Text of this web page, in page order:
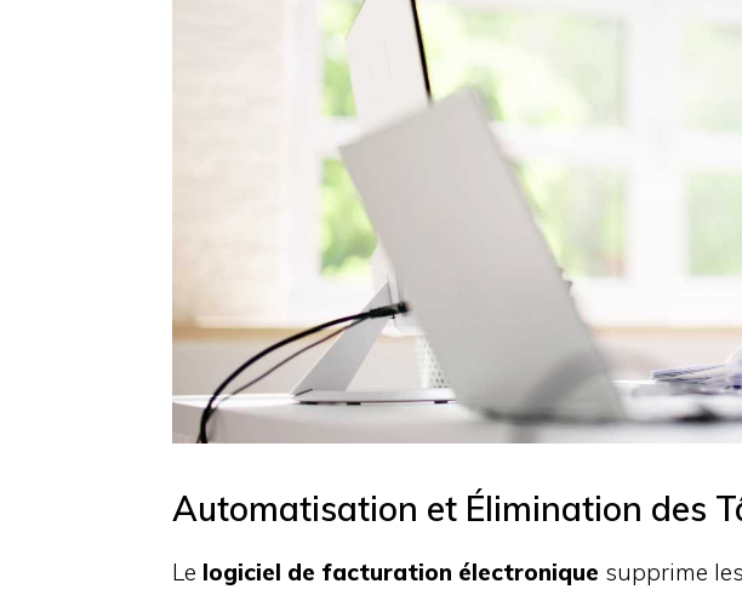
Automatisation et Élimination des
Le logiciel de facturation électronique supprime